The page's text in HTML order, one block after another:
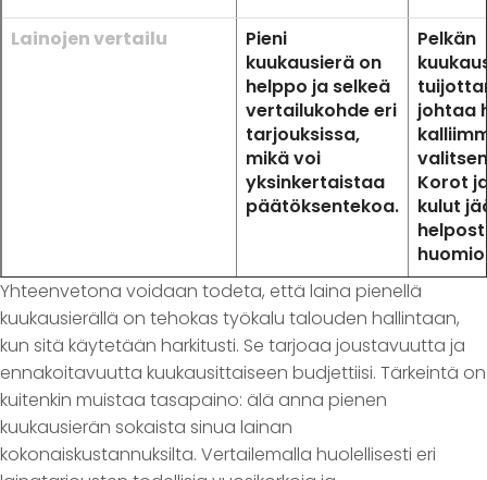
Lainojen vertailu
Pieni
kuukausierä on
helppo ja selkeä
vertailukohde eri
tarjouksissa,
mikä voi
yksinkertaistaa
päätöksentekoa.
Pelkän
johtaa
Korot
kulut
Yhteenvetona voidaan todeta, että laina pienellä
kuukausierällä on tehokas työkalu talouden hallintaan,
kun sitä käytetään harkitusti. Se tarjoaa joustavuutta ja
ennakoitavuutta kuukausittaiseen budjettiisi. Tärkeintä on
kuitenkin muistaa tasapaino: älä anna pienen
kuukausierän sokaista sinua lainan
kokonaiskustannuksilta. Vertailemalla huolellisesti eri